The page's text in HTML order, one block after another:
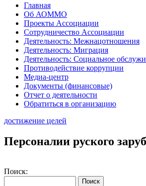
Главная
Об АОММО
Проекты Ассоциации
Сотрудничество Ассоциации
Деятельность: Межнацотношения
Деятельность: Миграция
Деятельность: Социальное
Противодействие коррупции
Медиа-центр
Документы (финансовые)
Отчет о деятельности
Обратиться в организацию
достижение целей
Персоналии руского
Поиск: